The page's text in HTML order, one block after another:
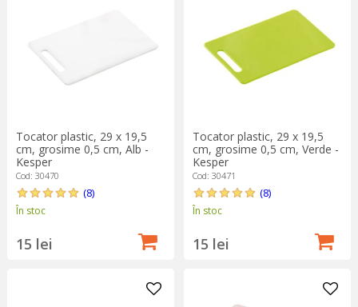
completezi setul de ustensile pentru bucătărie, explorează și
ustensilele pentru tocat
sau răzătoarele profesionale
. Alege
KitchenShop și bucură-te de soluții profesionale, gândite să
economisească timp și să-ți ușureze activitățile din bucătărie!
Tocator plastic, 29 x 19,5
cm, grosime 0,5 cm, Alb -
Kesper
Cod: 30470
(8)
În stoc
15 lei
Tocator plastic, 29 x 19,5
cm, grosime 0,5 cm, Verde -
Kesper
Cod: 30471
(8)
În stoc
15 lei